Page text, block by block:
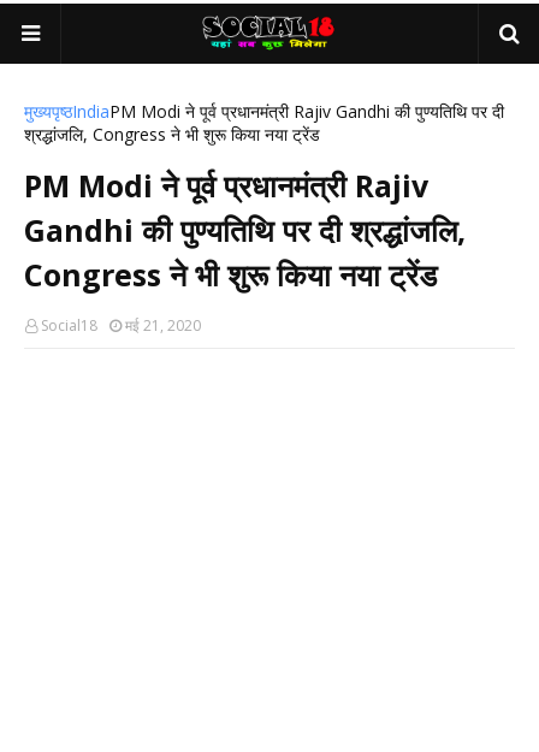
मुख्यपृष्ठIndiaPM Modi ने पूर्व प्रधानमंत्री Rajiv Gandhi की पुण्यतिथि पर दी
श्रद्धांजलि, Congress ने भी शुरू किया नया ट्रेंड
PM Modi ने पूर्व प्रधानमंत्री Rajiv
Gandhi की पुण्यतिथि पर दी श्रद्धांजलि,
Congress ने भी शुरू किया नया ट्रेंड
Social18 मई 21, 2020